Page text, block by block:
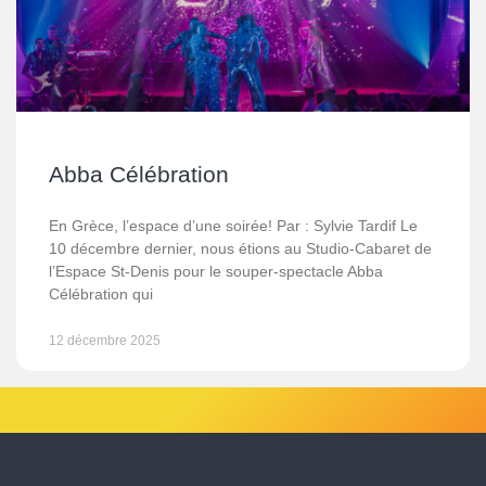
Abba Célébration
En Grèce, l’espace d’une soirée! Par : Sylvie Tardif Le
10 décembre dernier, nous étions au Studio-Cabaret de
l’Espace St-Denis pour le souper-spectacle Abba
Célébration qui
12 décembre 2025